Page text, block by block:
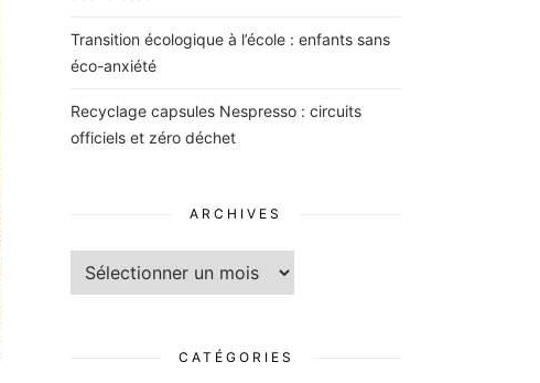
Transition écologique à l’école : enfants sans
éco-anxiété
Recyclage capsules Nespresso : circuits
officiels et zéro déchet
ARCHIVES
Archives
CATÉGORIES